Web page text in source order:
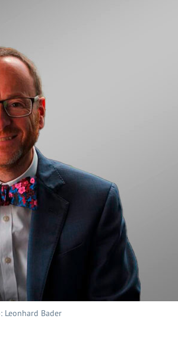
Leonhard Bader